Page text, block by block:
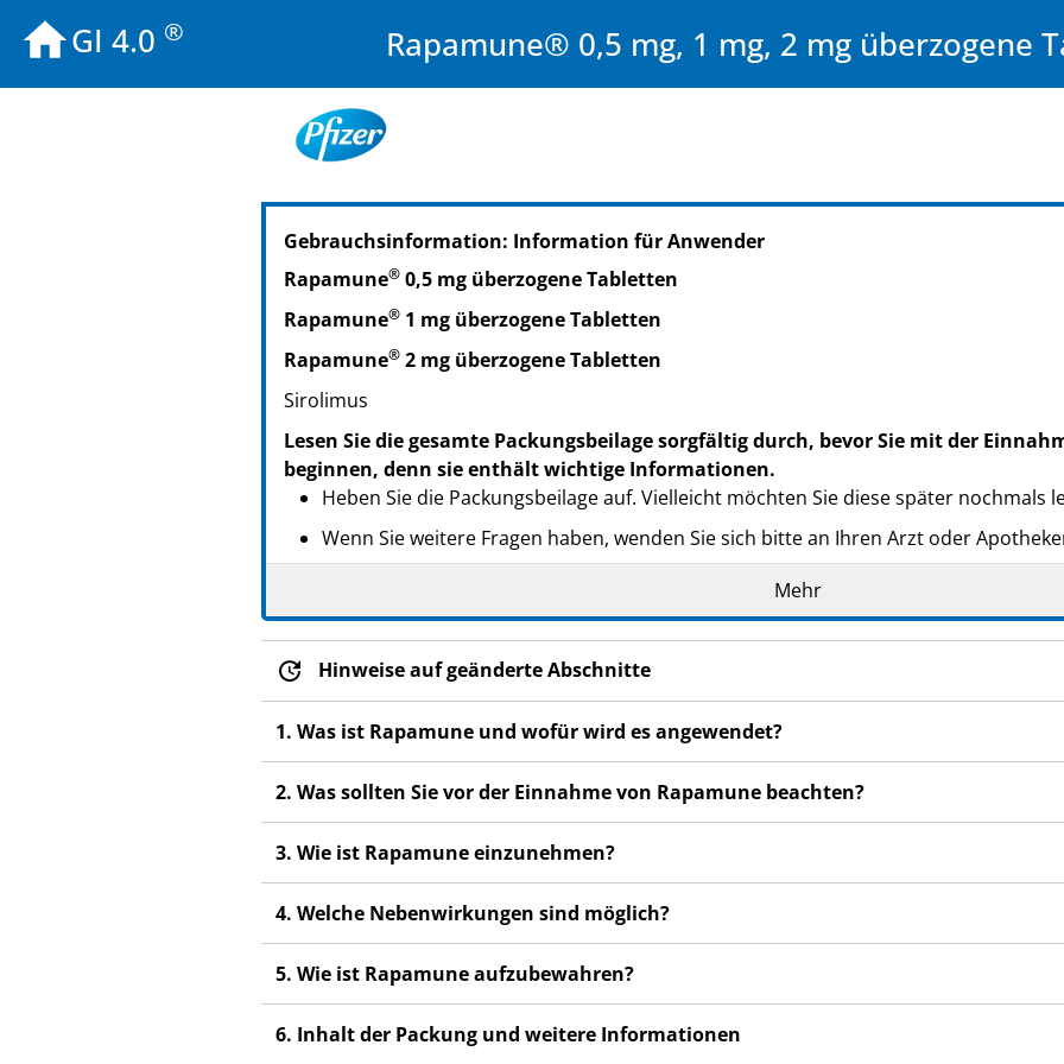
GI 4.0 ® Rapamune® 0,5 mg, 1 mg, 2 mg überzogene
PZN: 01586700
PPN: 110158670029
PZN: 01586723
Gebrauchsinformation: Information für Anwender
Rapamune® 0,5 mg überzogene Tabletten
Rapamune® 1 mg überzogene Tabletten
Rapamune® 2 mg überzogene Tabletten
Sirolimus
Lesen Sie die gesamte Packungsbeilage sorgfältig durch, bevor Sie mit der
beginnen, denn sie enthält wichtige Informationen.
Heben Sie die Packungsbeilage auf. Vielleicht möchten Sie diese später nochmals
Wenn Sie weitere Fragen haben, wenden Sie sich bitte an Ihren Arzt oder
Dieses Arzneimittel wurde Ihnen persönlich verschrieben. Geben Sie es nicht an
Wenn Sie Nebenwirkungen bemerken, wenden Sie sich an Ihren Arzt oder
Nebenwirkungen, die nicht in dieser Packungsbeilage angegeben sind. Siehe
Mehr
Hinweise auf geänderte Abschnitte
1. Was ist Rapamune und wofür wird es angewendet?
2. Was sollten Sie vor der Einnahme von Rapamune beachten?
3. Wie ist Rapamune einzunehmen?
4. Welche Nebenwirkungen sind möglich?
5. Wie ist Rapamune aufzubewahren?
6. Inhalt der Packung und weitere Informationen